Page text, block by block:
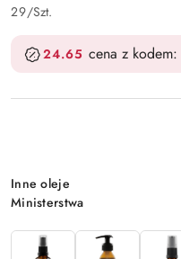
29/Szt.
24.65 cena z kodem:
Wariant
Inne oleje
Ministerstwa